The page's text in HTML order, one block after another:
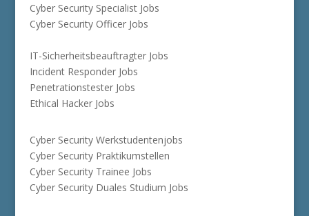
Cyber Security Specialist Jobs
Cyber Security Officer Jobs
IT-Sicherheitsbeauftragter Jobs
Incident Responder Jobs
Penetrationstester Jobs
Ethical Hacker Jobs
Cyber Security Werkstudentenjobs
Cyber Security Praktikumstellen
Cyber Security Trainee Jobs
Cyber Security Duales Studium Jobs